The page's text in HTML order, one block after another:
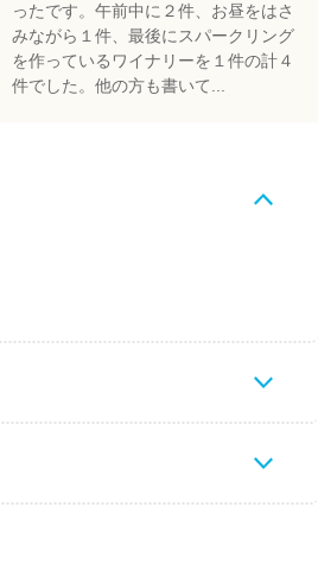
ったです。午前中に２件、お昼をはさ
みながら１件、最後にスパークリング
を作っているワイナリーを１件の計４
件でした。他の方も書いて...